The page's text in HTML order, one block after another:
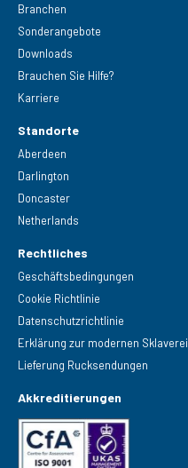
Branchen
Sonderangebote
Downloads
Brauchen Sie Hilfe?
Karriere
Standorte
Aberdeen
Darlington
Doncaster
Netherlands
Rechtliches
Geschäftsbedingungen
Cookie Richtlinie
Datenschutzrichtlinie
Erklärung zur modernen Sklaverei
Lieferung Rucksendungen
Akkreditierungen